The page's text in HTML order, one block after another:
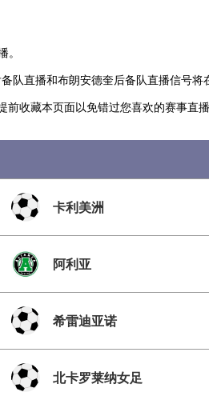
队直播和布朗安德奎后备队直播信号
收藏本页面以免错过您喜欢的赛事直播
卡利美洲
阿利亚
希雷迪亚诺
北卡罗莱纳女足